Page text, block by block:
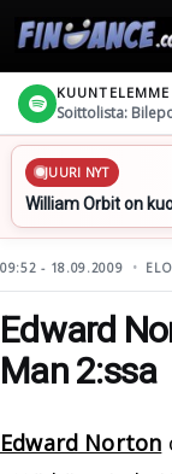
Soittolista:
JUURI NYT
William Orbit on
09:52 - 18.09.2009
Edward
Man 2:ssa
Edward Norton